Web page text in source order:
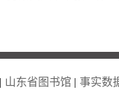
| 山东省图书馆 | 事实数